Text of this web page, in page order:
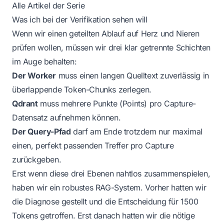
Alle Artikel der Serie
Was ich bei der Verifikation sehen will
Wenn wir einen geteilten Ablauf auf Herz und Nieren
prüfen wollen, müssen wir drei klar getrennte Schichten
im Auge behalten:
Der Worker muss einen langen Quelltext zuverlässig in
überlappende Token-Chunks zerlegen.
Qdrantmuss mehrere Punkte (Points) pro Capture-
Datensatz aufnehmen können.
Der Query-Pfad darf am Ende trotzdem nur maximal
einen, perfekt passenden Treffer pro Capture
zurückgeben.
Erst wenn diese drei Ebenen nahtlos zusammenspielen,
haben wir ein robustes RAG-System. Vorher hatten wir
die Diagnose gestellt und die Entscheidung für 1500
Tokens getroffen. Erst danach hatten wir die nötige